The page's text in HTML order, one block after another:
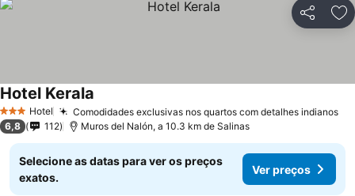
Partilhar
3 EstrelasHotel Comodidades exclusivas nos quartos com detalhes indianos
Hotel Kerala
6,8 112 Muros del Nalón, a 10.3 km de Salinas
Selecione as datas para ver os preços
exatos.
Ver preços